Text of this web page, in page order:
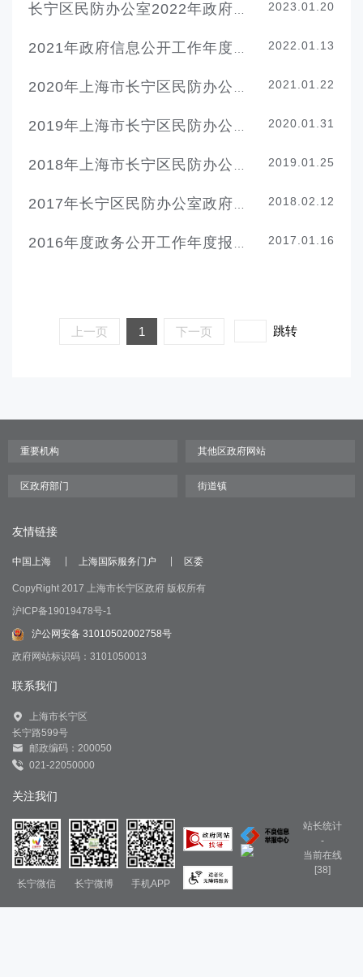
2023.01.20
2022.01.13
2021.01.22
2020.01.31
2019.01.25
2018.02.12
2017.01.16
上一页 1 下一页 跳转
友情链接
中国上海 上海国际服务门户 区委
CopyRight 2017 上海市长宁区政府 版权所有
沪ICP备19019478号-1
沪公网安备 31010502002758号
政府网站标识码：3101050013
联系我们
上海市长宁区
长宁路599号
邮政编码：200050
021-22050000
关注我们
长宁微信 长宁微博 手机APP
站长统计
-
当前在线
[38]